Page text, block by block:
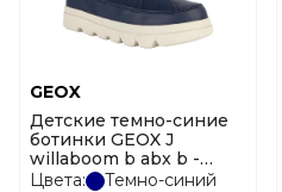
GEOX
Детские темно-синие
ботинки GEOX J
willaboom b abx b -
nylon+ge размер 31
Цвета:
Темно-синий